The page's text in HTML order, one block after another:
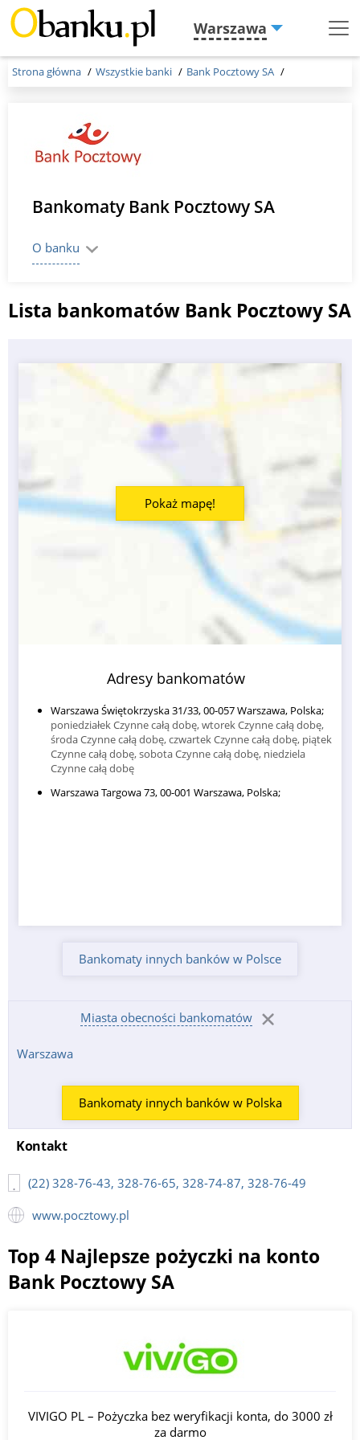
Warszawa
Menu
Strona główna Wszystkie banki Bank Pocztowy SA
Bankomaty Bank Pocztowy SA
O banku
Lista bankomatów Bank Pocztowy SA
Adresy bankomatów
Warszawa Świętokrzyska 31/33, 00-057 Warszawa, Polska;
poniedziałek Czynne całą dobę, wtorek Czynne całą dobę,
środa Czynne całą dobę, czwartek Czynne całą dobę, piątek
Czynne całą dobę, sobota Czynne całą dobę, niedziela
Czynne całą dobę
Warszawa Targowa 73, 00-001 Warszawa, Polska;
Pokaż mapę!
Bankomaty innych banków w Polsce
Miasta obecności bankomatów
Warszawa
Bankomaty innych banków w Polska
Kontakt
(22) 328-76-43, 328-76-65, 328-74-87, 328-76-49
www.pocztowy.pl
Top 4 Najlepsze pożyczki na konto
Bank Pocztowy SA
VIVIGO PL – Pożyczka bez weryfikacji konta, do 3000 zł
za darmo